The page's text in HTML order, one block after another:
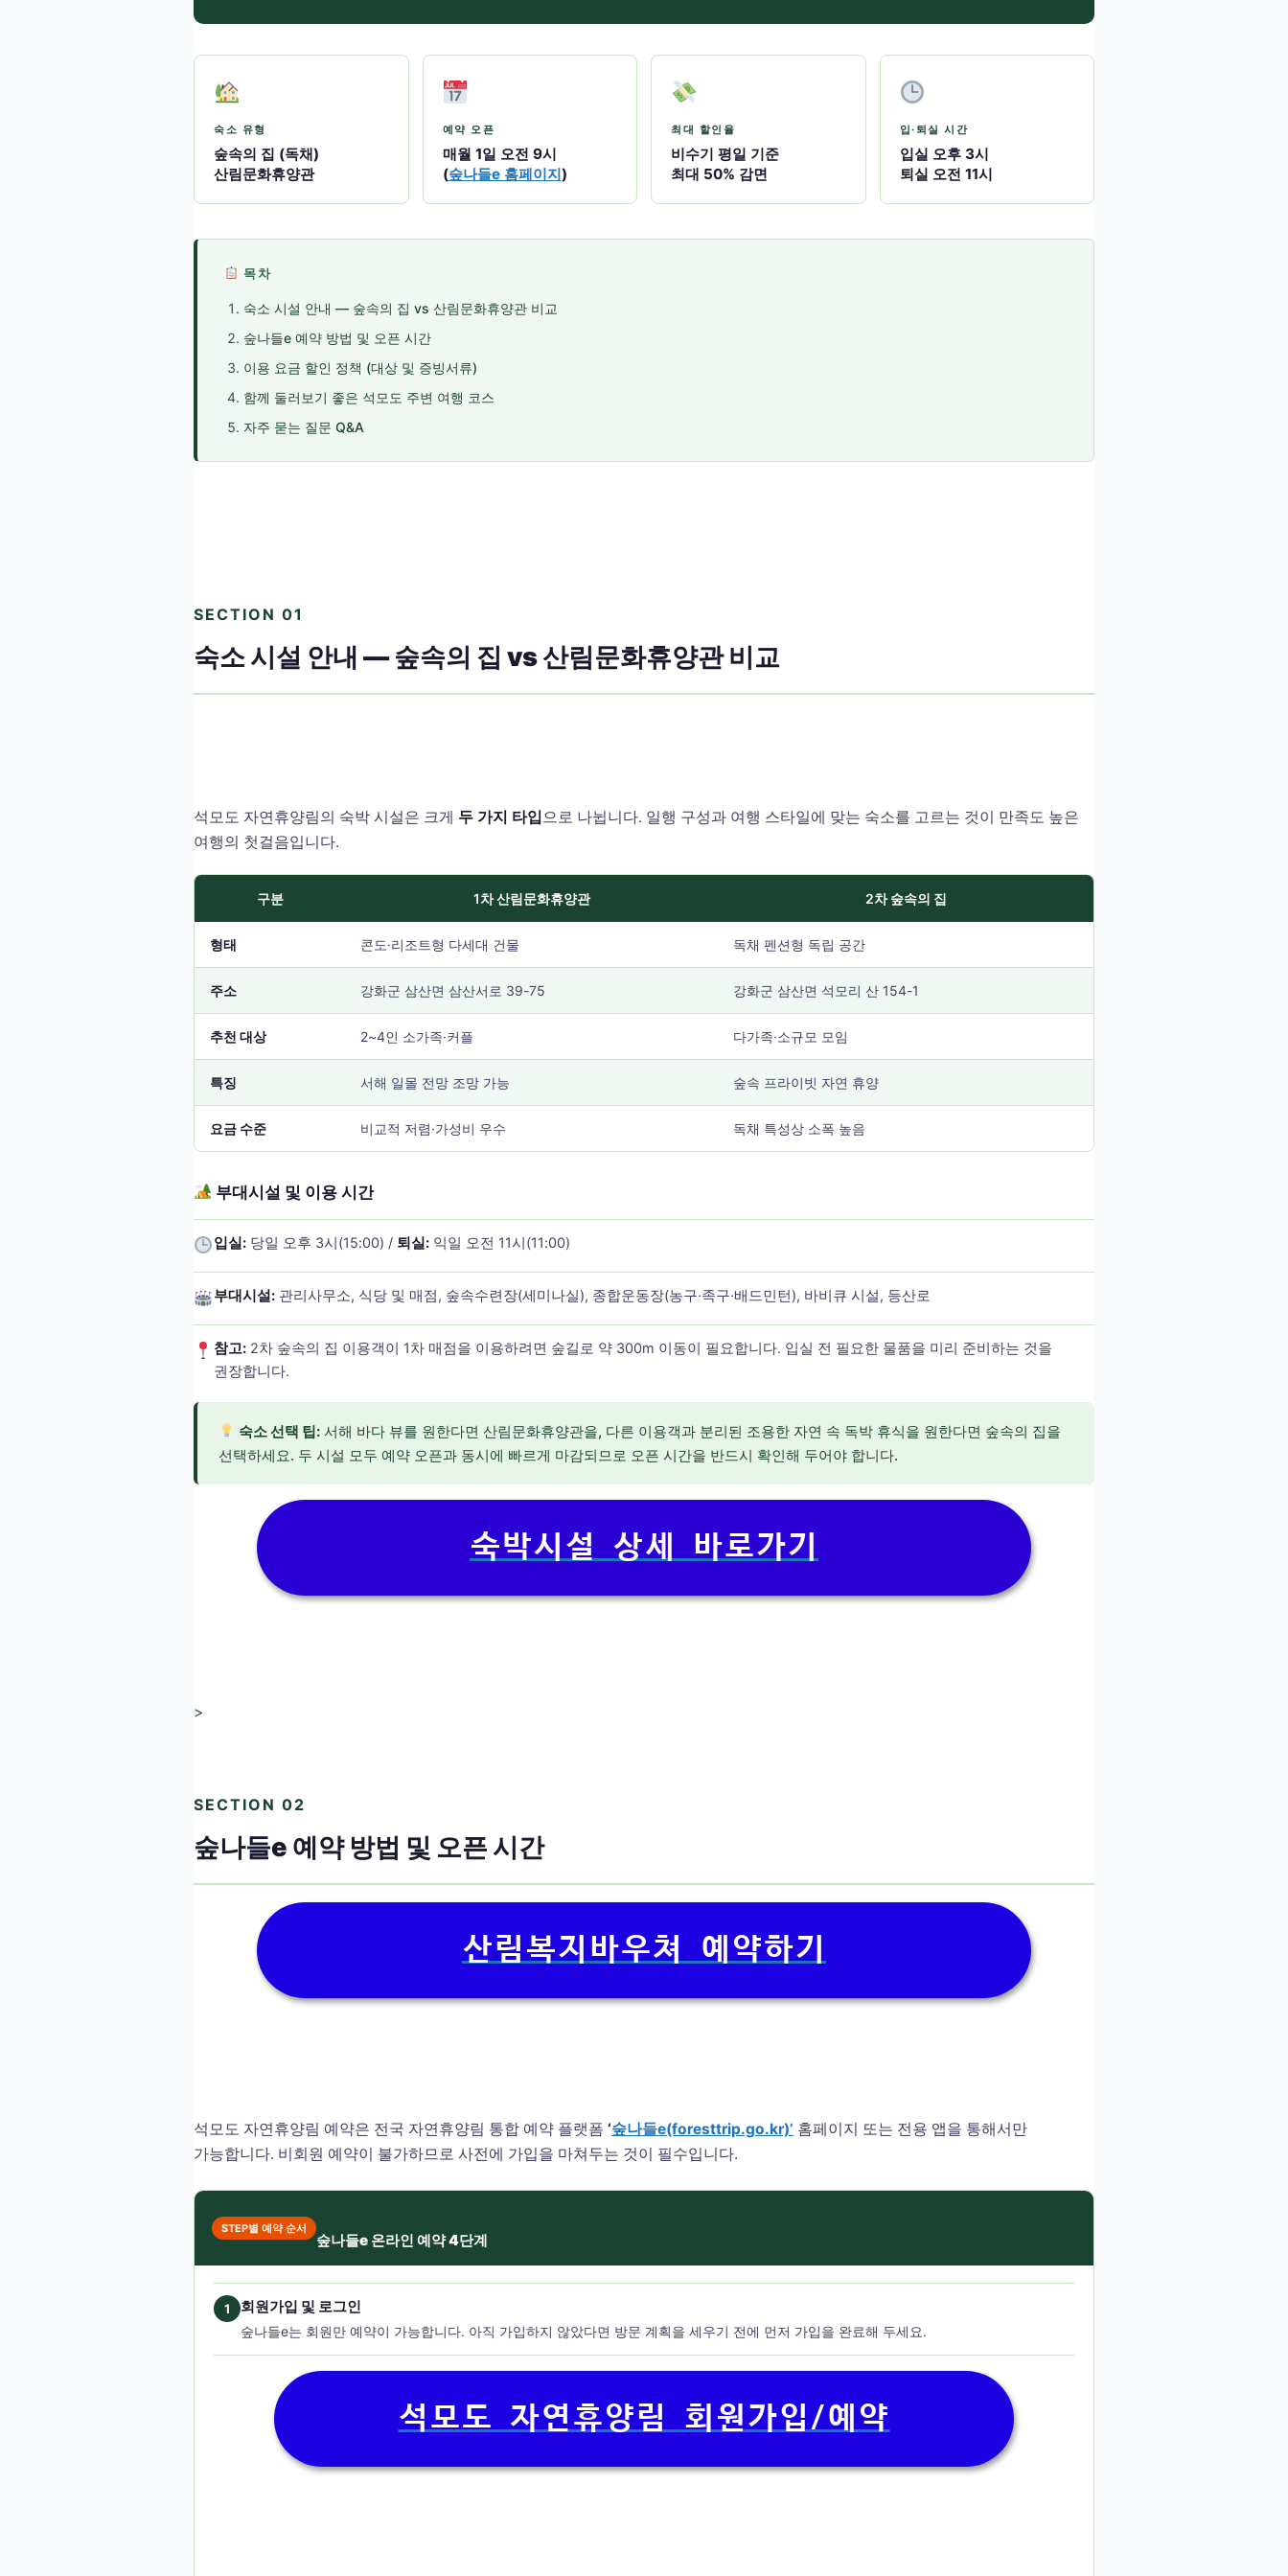
숙소 유형
숲속의 집 (독채)
산림문화휴양관
예약 오픈
매월 1일 오전 9시
(숲나들e 홈페이지)
최대 할인율
비수기 평일 기준
최대 50% 감면
입·퇴실 시간
입실 오후 3시
퇴실 오전 11시
목차
숙소 시설 안내 — 숲속의 집 vs 산림문화휴양관 비교
숲나들e 예약 방법 및 오픈 시간
이용 요금 할인 정책 (대상 및 증빙서류)
함께 둘러보기 좋은 석모도 주변 여행 코스
자주 묻는 질문 Q&A
SECTION 01
숙소 시설 안내 — 숲속의 집 vs 산림문화휴양관 비교
석모도 자연휴양림의 숙박 시설은 크게 두 가지 타입 으로 나뉩니다. 일행 구성과 여행 스타일에 맞는 숙소를 고르는 것이 만족도 높은
여행의 첫걸음입니다.
구분 1차 산림문화휴양관 2차 숲속의 집
형태 콘도·리조트형 다세대 건물 독채 펜션형 독립 공간
주소 강화군 삼산면 삼산서로 39-75 강화군 삼산면 석모리 산 154-1
추천 대상 2~4인 소가족·커플 다가족·소규모 모임
특징 서해 일몰 전망 조망 가능 숲속 프라이빗 자연 휴양
요금 수준 비교적 저렴·가성비 우수 독채 특성상 소폭 높음
부대시설 및 이용 시간
입실:당일 오후 3시(15:00) / 퇴실:익일 오전 11시(11:00)
부대시설:관리사무소, 식당 및 매점, 숲속수련장(세미나실), 종합운동장(농구·족구·배드민턴), 바비큐 시설, 등산로
참고:2차 숲속의 집 이용객이 1차 매점을 이용하려면 숲길로 약 300m 이동이 필요합니다. 입실 전 필요한 물품을 미리 준비하는 것을
권장합니다.
숙소 선택 팁: 서해 바다 뷰를 원한다면 산림문화휴양관을, 다른 이용객과 분리된 조용한 자연 속 독박 휴식을 원한다면 숲속의 집을
선택하세요. 두 시설 모두 예약 오픈과 동시에 빠르게 마감되므로 오픈 시간을 반드시 확인해 두어야 합니다.
숙박시설 상세 바로가기
>
SECTION 02
숲나들e 예약 방법 및 오픈 시간
산림복지바우쳐 예약하기
석모도 자연휴양림 예약은 전국 자연휴양림 통합 예약 플랫폼 ‘숲나들e(foresttrip.go.kr)’ 홈페이지 또는 전용 앱을 통해서만
가능합니다. 비회원 예약이 불가하므로 사전에 가입을 마쳐두는 것이 필수입니다.
STEP별 예약 순서
숲나들e 온라인 예약 4단계
1 회원가입 및 로그인
숲나들e는 회원만 예약이 가능합니다. 아직 가입하지 않았다면 방문 계획을 세우기 전에 먼저 가입을 완료해 두세요.
석모도 자연휴양림 회원가입/예약